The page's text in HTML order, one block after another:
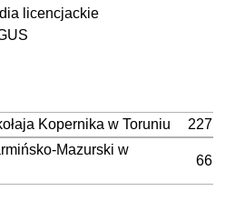
licencjackie
Kopernika w Toruniu 227
Mazurski w
66